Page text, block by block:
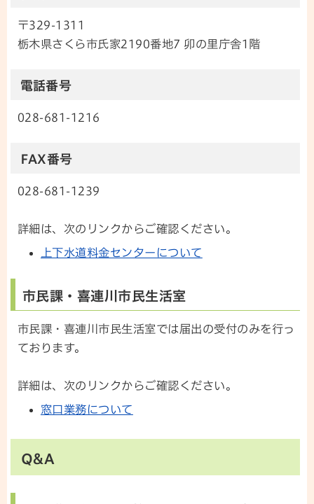
〒329-1311
栃木県さくら市氏家2190番地7 卯の里庁舎1階
電話番号
028-681-1216
FAX番号
028-681-1239
詳細は、次のリンクからご確認ください。
上下水道料金センターについて
市民課・喜連川市民生活室
市民課・喜連川市民生活室では届出の受付のみを行っ
ております。
詳細は、次のリンクからご確認ください。
窓口業務について
Q&A